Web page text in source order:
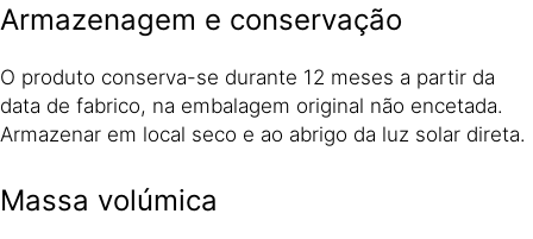
Armazenagem e conservação
O produto conserva-se durante 12 meses a partir da
data de fabrico, na embalagem original não encetada.
Armazenar em local seco e ao abrigo da luz solar direta.
Massa volúmica